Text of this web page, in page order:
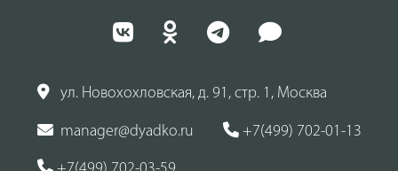
ул. Новохохловская, д. 91, стр. 1, Москва
manager@dyadko.ru +7(499) 702-01-13